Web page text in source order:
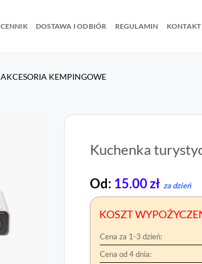
CENNIK DOSTAWA I ODBIÓR REGULAMIN KONTAKT
AKCESORIA KEMPINGOWE
Kuchenka
Od: 15.00zł za dzień
KOSZT
Cena za 1-3 dzień:
Cena od 4 dnia: